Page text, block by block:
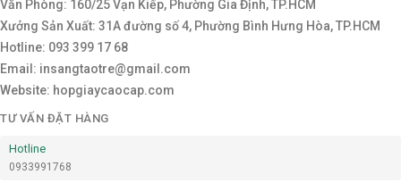
Văn Phòng: 160/25 Vạn Kiếp, Phường Gia Định, TP.HCM
Xưởng Sản Xuất: 31A đường số 4, Phường Bình Hưng Hòa, TP.HCM
Hotline: 093 399 17 68
Email: insangtaotre@gmail.com
Website: hopgiaycaocap.com
TƯ VẤN ĐẶT HÀNG
0933991768
Hotline